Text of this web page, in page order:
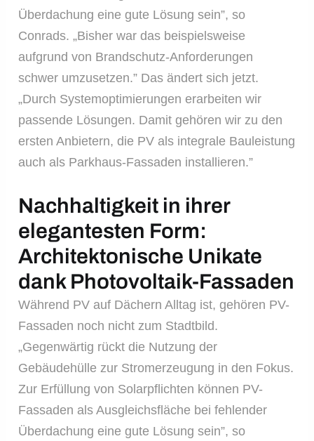
Überdachung eine gute Lösung sein”, so
Conrads. „Bisher war das beispielsweise
aufgrund von Brandschutz-Anforderungen
schwer umzusetzen.” Das ändert sich jetzt.
„Durch Systemoptimierungen erarbeiten wir
passende Lösungen. Damit gehören wir zu den
ersten Anbietern, die PV als integrale Bauleistung
auch als Parkhaus-Fassaden installieren.”
Nachhaltigkeit in ihrer
elegantesten Form:
Architektonische Unikate
dank Photovoltaik-Fassaden
Während PV auf Dächern Alltag ist, gehören PV-
Fassaden noch nicht zum Stadtbild.
„Gegenwärtig rückt die Nutzung der
Gebäudehülle zur Stromerzeugung in den Fokus.
Zur Erfüllung von Solarpflichten können PV-
Fassaden als Ausgleichsfläche bei fehlender
Überdachung eine gute Lösung sein”, so